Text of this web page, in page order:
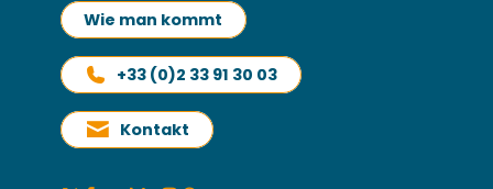
Wie man kommt
+33 (0)2 33 91 30 03
Kontakt